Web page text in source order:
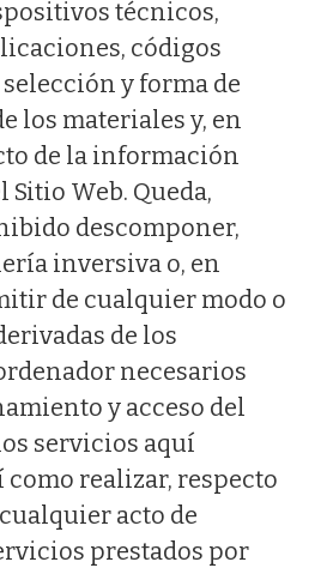
técnicos,
códigos
y forma de
los materiales y, en
de la información
Web. Queda,
descomponer,
inversiva o, en
de cualquier modo o
de los
necesarios
y acceso del
servicios aquí
como realizar, respecto
acto de
prestados por